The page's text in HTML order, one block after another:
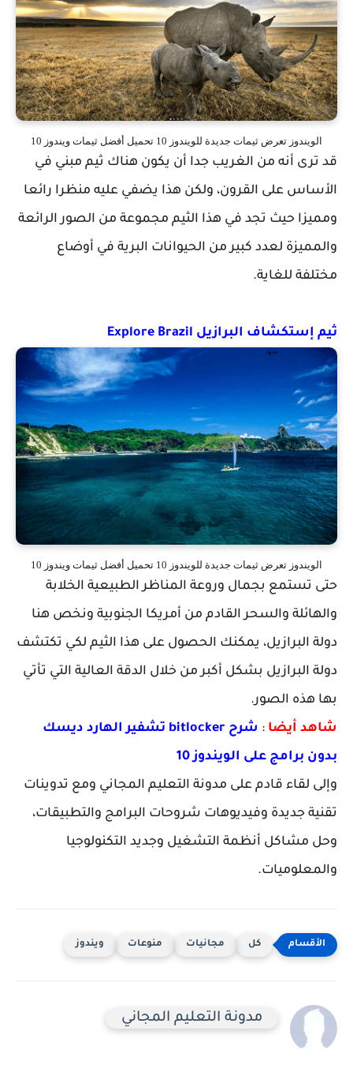
الويندوز تعرض ثيمات جديدة للويندوز 10 تحميل أفضل ثيمات ويندوز 10
قد ترى أنه من الغريب جدا أن يكون هناك ثيم مبني في
الأساس على القرون، ولكن هذا يضفي عليه منظرا رائعا
ومميزا حيث تجد في هذا الثيم مجموعة من الصور الرائعة
والمميزة لعدد كبير من الحيوانات البرية في أوضاع
مختلفة للغاية.
ثيم إستكشاف البرازيل Explore Brazil
الويندوز تعرض ثيمات جديدة للويندوز 10 تحميل أفضل ثيمات ويندوز 10
حتى تستمع بجمال وروعة المناظر الطبيعية الخلابة
والهائلة والسحر القادم من أمريكا الجنوبية ونخص هنا
دولة البرازيل، يمكنك الحصول على هذا الثيم لكي تكتشف
دولة البرازيل بشكل أكبر من خلال الدقة العالية التي تأتي
بها هذه الصور.
شاهد أيضا :
شرح bitlocker تشفير الهارد ديسك
بدون برامج على الويندوز 10
وإلى لقاء قادم على مدونة التعليم المجاني ومع تدوينات
تقنية جديدة وفيديوهات شروحات البرامج والتطبيقات،
وحل مشاكل أنظمة التشغيل وجديد التكنولوجيا
والمعلوميات.
كل مجانيات منوعات ويندوز
مدونة التعليم المجاني